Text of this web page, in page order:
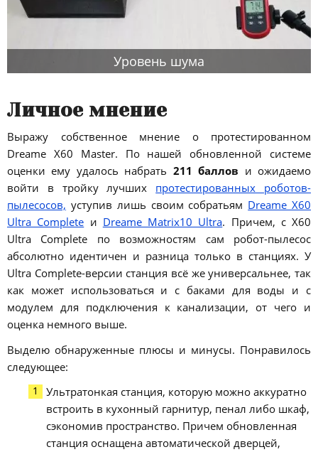
Уровень шума
Личное мнение
Выражу собственное мнение о протестированном
Dreame X60 Master. По нашей обновленной системе
оценки ему удалось набрать 211 баллов и ожидаемо
войти в тройку лучших протестированных роботов-
пылесосов, уступив лишь своим собратьям Dreame X60
Ultra Complete и Dreame Matrix10 Ultra. Причем, с X60
Ultra Complete по возможностям сам робот-пылесос
абсолютно идентичен и разница только в станциях. У
Ultra Complete-версии станция всё же универсальнее, так
как может использоваться и с баками для воды и с
модулем для подключения к канализации, от чего и
оценка немного выше.
Выделю обнаруженные плюсы и минусы. Понравилось
следующее:
Ультратонкая станция, которую можно аккуратно
встроить в кухонный гарнитур, пенал либо шкаф,
сэкономив пространство. Причем обновленная
станция оснащена автоматической дверцей,